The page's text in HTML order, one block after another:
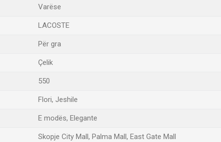
Varëse
LACOSTE
Për gra
Çelik
550
Flori, Jeshile
E modës, Elegante
Skopje City Mall, Palma Mall, East Gate Mall